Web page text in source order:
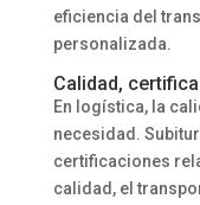
eficiencia del
personalizada.
Calidad,
En logística, la
necesidad.
certificaciones
calidad, el